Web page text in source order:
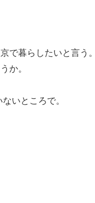
で暮らしたいと言う。
か。
いところで。